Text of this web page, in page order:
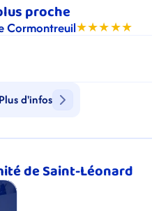
proche
Cormontreuil★★★★★
Plus d'infos
de Saint-Léonard